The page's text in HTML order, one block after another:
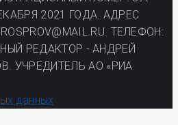
2021 ГОДА. АДРЕС
ТЕЛЕФОН:
РЕДАКТОР - АНДРЕЙ
УЧРЕДИТЕЛЬ АО «РИА
данных